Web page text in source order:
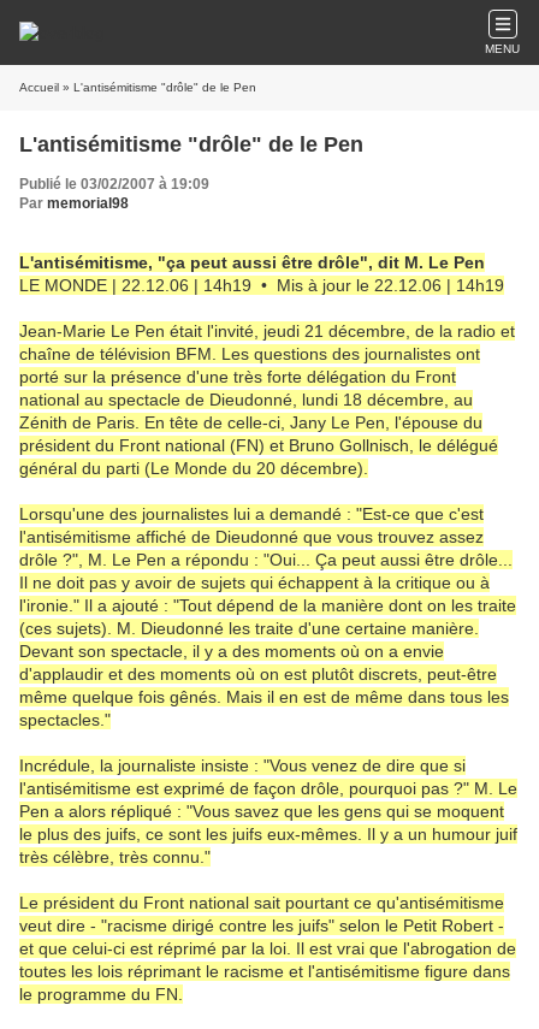
MENU
Accueil » L'antisémitisme "drôle" de le Pen
L'antisémitisme "drôle" de le Pen
Publié le 03/02/2007 à 19:09
Par memorial98
L'antisémitisme, "ça peut aussi être drôle", dit M. Le Pen
LE MONDE | 22.12.06 | 14h19 • Mis à jour le 22.12.06 | 14h19
Jean-Marie Le Pen était l'invité, jeudi 21 décembre, de la radio et
chaîne de télévision BFM. Les questions des journalistes ont
porté sur la présence d'une très forte délégation du Front
national au spectacle de Dieudonné, lundi 18 décembre, au
Zénith de Paris. En tête de celle-ci, Jany Le Pen, l'épouse du
président du Front national (FN) et Bruno Gollnisch, le délégué
général du parti (Le Monde du 20 décembre).
Lorsqu'une des journalistes lui a demandé : "Est-ce que c'est
l'antisémitisme affiché de Dieudonné que vous trouvez assez
drôle ?", M. Le Pen a répondu : "Oui... Ça peut aussi être drôle...
Il ne doit pas y avoir de sujets qui échappent à la critique ou à
l'ironie." Il a ajouté : "Tout dépend de la manière dont on les traite
(ces sujets). M. Dieudonné les traite d'une certaine manière.
Devant son spectacle, il y a des moments où on a envie
d'applaudir et des moments où on est plutôt discrets, peut-être
même quelque fois gênés. Mais il en est de même dans tous les
spectacles."
Incrédule, la journaliste insiste : "Vous venez de dire que si
l'antisémitisme est exprimé de façon drôle, pourquoi pas ?" M. Le
Pen a alors répliqué : "Vous savez que les gens qui se moquent
le plus des juifs, ce sont les juifs eux-mêmes. Il y a un humour juif
très célèbre, très connu."
Le président du Front national sait pourtant ce qu'antisémitisme
veut dire - "racisme dirigé contre les juifs" selon le Petit Robert -
et que celui-ci est réprimé par la loi. Il est vrai que l'abrogation de
toutes les lois réprimant le racisme et l'antisémitisme figure dans
le programme du FN.